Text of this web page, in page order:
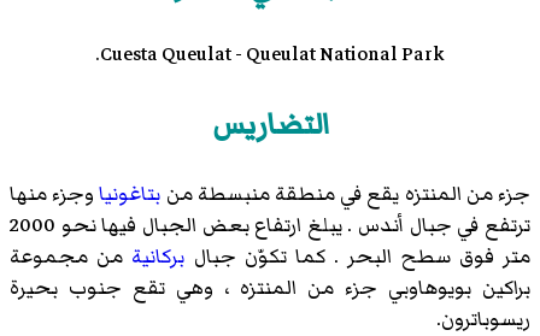
Cuesta Queulat - Queulat National Park.
التضاريس
جزء من المنتزه يقع في منطقة منبسطة من بتاغونياوجزء منها
ترتفع في جبال أندس
. يبلغ ارتفاع بعض الجبال فيها نحو 2000
متر فوق سطح البحر . كما تكوّن جبال بركانية من مجموعة
براكين بويوهاوبي جزء من المنتزه ، وهي تقع جنوب بحيرة
ريسوباترون.